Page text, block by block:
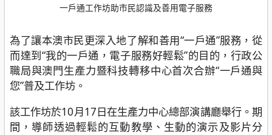
一戶通工作坊助市民認識及善用電子服務
為了讓本澳市民更深入地了解和善用“一戶通”服務，從
而達到“我的一戶通，電子服務好輕鬆”的目的，行政公
職局與澳門生產力暨科技轉移中心首次合辦“一戶通與
您”普及工作坊。
該工作坊於10月17日在生產力中心總部演講廳舉行。期
間，導師透過輕鬆的互動教學、生動的演示及影片分